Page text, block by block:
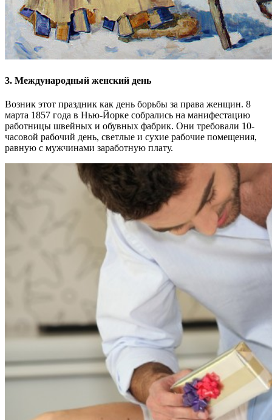
3. Международный женский день
Возник этот праздник как день борьбы за права женщин. 8
марта 1857 года в Нью-Йорке собрались на манифестацию
работницы швейных и обувных фабрик. Они требовали 10-
часовой рабочий день, светлые и сухие рабочие помещения,
равную с мужчинами заработную плату.